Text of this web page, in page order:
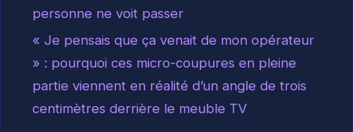
personne ne voit passer
« Je pensais que ça venait de mon opérateur
» : pourquoi ces micro-coupures en pleine
partie viennent en réalité d’un angle de trois
centimètres derrière le meuble TV